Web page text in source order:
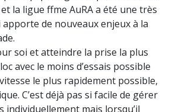
la ligue ffme AuRA a été une très
de nouveaux enjeux à la
soi et atteindre la prise la plus
avec le moins d’essais possible
le plus rapidement possible,
C’est déjà pas si facile de gérer
individuellement mais lorsqu’il